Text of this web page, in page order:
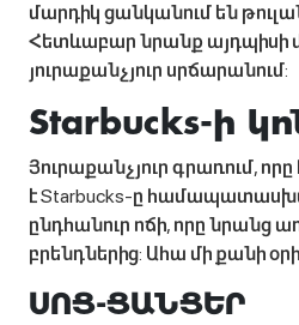
մարդիկ ցանկանում են
Հետևաբար նրանք այդպիսի
յուրաքանչյուր սրճարանում:
Starbucks-ի
Յուրաքանչյուր գրառում,
է Starbucks-ը
ընդհանուր ոճի, որը նրանց
բրենդներից: Ահա մի քանի
ՍՈՑ-ՑԱՆՑԵՐ